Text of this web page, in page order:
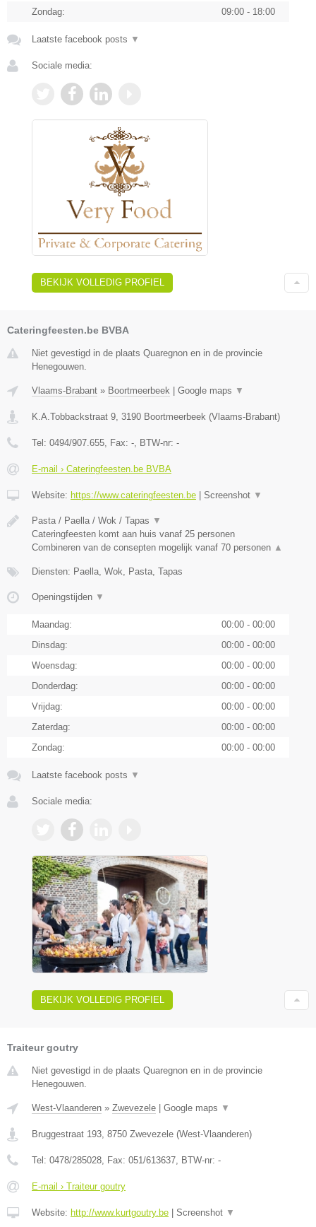
Zondag:
09:00 - 18:00
Laatste facebook posts ▼
Sociale media:
BEKIJK VOLLEDIG PROFIEL
Cateringfeesten.be BVBA
Niet gevestigd in de plaats Quaregnon en in de provincie
Henegouwen.
Vlaams-Brabant » Boortmeerbeek Google maps ▼
K.A.Tobbackstraat 9 3190 Boortmeerbeek (Vlaams-Brabant)
Tel: 0494/907.655 , Fax: - , BTW-nr: -
E-mail › Cateringfeesten.be BVBA
Website: https://www.cateringfeesten.be Screenshot ▼
Pasta / Paella / Wok / Tapas ▼
Cateringfeesten komt aan huis vanaf 25 personen
Combineren van de consepten mogelijk vanaf 70 personen ▲
Diensten: Paella, Wok, Pasta, Tapas
Openingstijden ▼
Maandag:
00:00 - 00:00
Dinsdag:
00:00 - 00:00
Woensdag:
00:00 - 00:00
Donderdag:
00:00 - 00:00
Vrijdag:
00:00 - 00:00
Zaterdag:
00:00 - 00:00
Zondag:
00:00 - 00:00
Laatste facebook posts ▼
Sociale media:
BEKIJK VOLLEDIG PROFIEL
Traiteur goutry
Niet gevestigd in de plaats Quaregnon en in de provincie
Henegouwen.
West-Vlaanderen » Zwevezele | Google maps ▼
Bruggestraat 193 8750 Zwevezele (West-Vlaanderen)
Tel: 0478/285028 , Fax: 051/613637 , BTW-nr: -
E-mail › Traiteur goutry
Website: http://www.kurtgoutry.be | Screenshot ▼